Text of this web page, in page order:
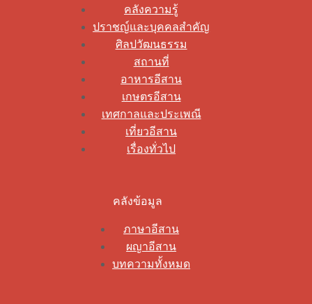
คลังความรู้
ปราชญ์และบุคคลสำคัญ
ศิลปวัฒนธรรม
สถานที่
อาหารอีสาน
เกษตรอีสาน
เทศกาลและประเพณี
เที่ยวอีสาน
เรื่องทั่วไป
คลังข้อมูล
ภาษาอีสาน
ผญาอีสาน
บทความทั้งหมด